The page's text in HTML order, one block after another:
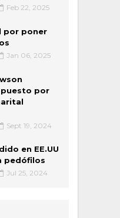
Feb 22, 2025
por poner
Jan 06, 2025
por
Sept 19, 2024
en EE.UU
pedófilos
Jul 25, 2024